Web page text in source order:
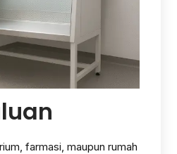
farmasi, maupun rumah